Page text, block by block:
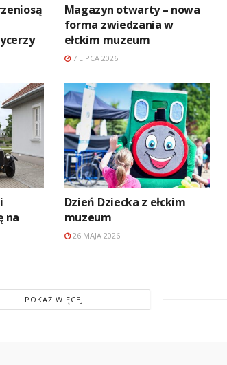
Magazyn otwarty – nowa
forma zwiedzania w
ełckim muzeum
7 LIPCA 2026
na
Dzień Dziecka z ełckim
muzeum
26 MAJA 2026
POKAŻ WIĘCEJ